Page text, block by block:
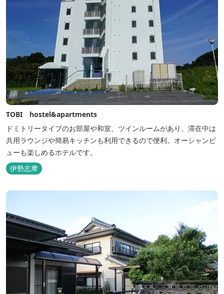
TOBI hostel&apartments
ドミトリータイプのお部屋や和室、ツインルームがあり、滞在中は
共用ラウンジや簡易キッチンも利用できるので便利。オーシャンビ
ューも楽しめるホテルです。
伊勢志摩